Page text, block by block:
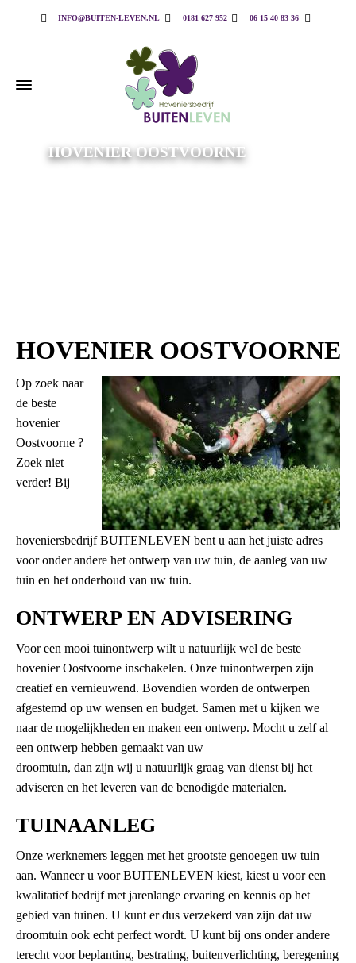
INFO@BUITEN-LEVEN.NL 0181 627 952 06 15 40 83 36
HOVENIER OOSTVOORNE
HOVENIER OOSTVOORNE
Op zoek naar
de beste
hovenier
Oostvoorne ?
Zoek niet
verder! Bij
hoveniersbedrijf BUITENLEVEN bent u aan het juiste adres
voor onder andere het ontwerp van uw tuin, de aanleg van uw
tuin en het onderhoud van uw tuin.
ONTWERP EN ADVISERING
Voor een mooi tuinontwerp wilt u natuurlijk wel de beste
hovenier Oostvoorne inschakelen. Onze tuinontwerpen zijn
creatief en vernieuwend. Bovendien worden de ontwerpen
afgestemd op uw wensen en budget. Samen met u kijken we
naar de mogelijkheden en maken een ontwerp. Mocht u zelf al
een ontwerp hebben gemaakt van uw
droomtuin, dan zijn wij u natuurlijk graag van dienst bij het
adviseren en het leveren van de benodigde materialen.
TUINAANLEG
Onze werknemers leggen met het grootste genoegen uw tuin
aan. Wanneer u voor BUITENLEVEN kiest, kiest u voor een
kwalitatief bedrijf met jarenlange ervaring en kennis op het
gebied van tuinen. U kunt er dus verzekerd van zijn dat uw
droomtuin ook echt perfect wordt. U kunt bij ons onder andere
terecht voor beplanting, bestrating, buitenverlichting, beregening